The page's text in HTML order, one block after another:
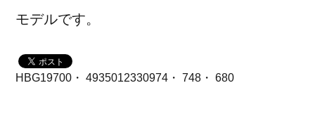
モデルです。
HBG19700・ 4935012330974・ 748・ 680